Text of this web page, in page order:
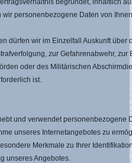
begründet, inhaltlich
personenbezogene Daten von
dürfen wir im Einzelfall Auskunft über
zur Gefahrenabwehr,
oder des Militärischen
ist.
und verwendet personenbezogene
unseres Internetangebotes zu
Merkmale zu Ihrer
unseres Angebotes.